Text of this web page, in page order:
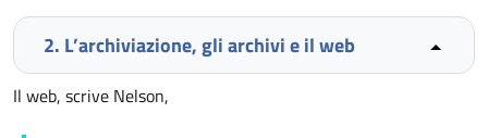
2. L’archiviazione, gli archivi e il web
Il web, scrive Nelson,